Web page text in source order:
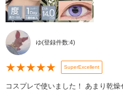
ゆ(登録件数:4)
★★★★★ SuperExcellent
コスプレで使いました！ あまり乾